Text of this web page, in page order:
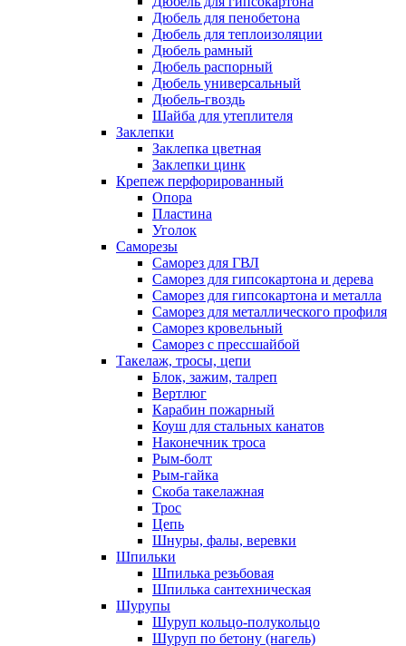
Дюбель для пенобетона
Дюбель для теплоизоляции
Дюбель рамный
Дюбель распорный
Дюбель универсальный
Дюбель-гвоздь
Шайба для утеплителя
Заклепки
Заклепка цветная
Заклепки цинк
Крепеж перфорированный
Опора
Пластина
Уголок
Саморезы
Саморез для ГВЛ
Саморез для гипсокартона и дерева
Саморез для гипсокартона и металла
Саморез для металлического профиля
Саморез кровельный
Саморез с прессшайбой
Такелаж, тросы, цепи
Блок, зажим, талреп
Вертлюг
Карабин пожарный
Коуш для стальных канатов
Наконечник троса
Рым-болт
Рым-гайка
Скоба такелажная
Трос
Цепь
Шнуры, фалы, веревки
Шпильки
Шпилька резьбовая
Шпилька сантехническая
Шурупы
Шуруп кольцо-полукольцо
Шуруп по бетону (нагель)